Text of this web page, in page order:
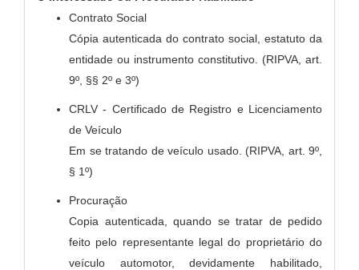
Contrato Social
Cópia autenticada do contrato social, estatuto da
entidade ou instrumento constitutivo. (RIPVA, art.
9º, §§ 2º e 3º)
CRLV - Certificado de Registro e Licenciamento
de Veículo
Em se tratando de veículo usado. (RIPVA, art. 9º,
§ 1º)
Procuração
Copia autenticada, quando se tratar de pedido
feito pelo representante legal do proprietário do
veículo automotor, devidamente habilitado,